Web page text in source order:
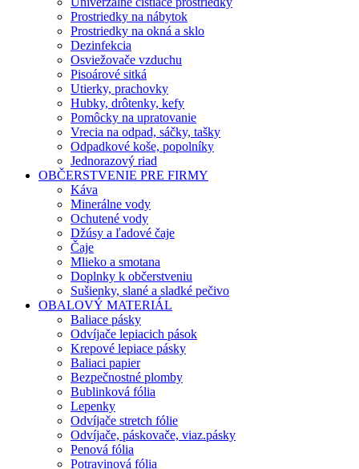
Prostriedky na nábytok
Prostriedky na okná a sklo
Dezinfekcia
Osviežovače vzduchu
Pisoárové sitká
Utierky, prachovky
Hubky, drôtenky, kefy
Pomôcky na upratovanie
Vrecia na odpad, sáčky, tašky
Odpadkové koše, popolníky
Jednorazový riad
OBČERSTVENIE PRE FIRMY
Káva
Minerálne vody
Ochutené vody
Džúsy a ľadové čaje
Čaje
Mlieko a smotana
Doplnky k občerstveniu
Sušienky, slané a sladké pečivo
OBALOVÝ MATERIÁL
Baliace pásky
Odvíjače lepiacich pások
Krepové lepiace pásky
Baliaci papier
Bezpečnostné plomby
Bublinková fólia
Lepenky
Odvíjače stretch fólie
Odvíjače, páskovače, viaz.pásky
Penová fólia
Potravinová fólia